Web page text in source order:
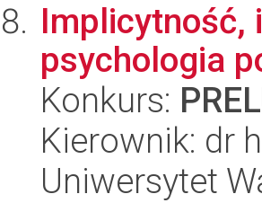
Implicytność,
psychologia
Konkurs:
Kierownik: dr
Uniwersytet